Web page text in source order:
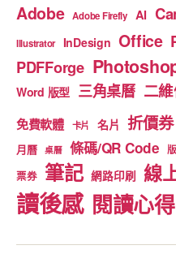
Adobe Adobe Firefly AI
Illustrator InDesign Office
PDFForge
Word 版型 三角桌曆 二
免費軟體 卡片 名片 折價券
月曆 桌曆 條碼/QR Code
票券 筆記 網路印刷 線
讀後感 閱讀心得